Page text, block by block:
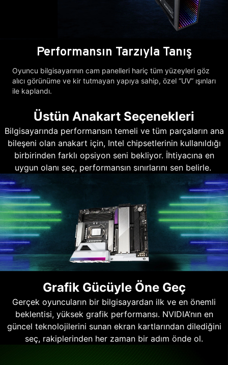
Performansın Tarzıyla Tanış
Oyuncu bilgisayarının cam panelleri hariç tüm yüzeyleri göz
alıcı görünüme ve kir tutmayan yapıya sahip, özel “UV” ışınları
ile kaplandı.
Üstün Anakart Seçenekleri
Bilgisayarında performansın temeli ve tüm parçaların ana
bileşeni olan anakart için, Intel chipsetlerinin kullanıldığı
birbirinden farklı opsiyon seni bekliyor. İhtiyacına en
uygun olanı seç, performansın sınırlarını sen belirle.
Grafik Gücüyle Öne Geç
Gerçek oyuncuların bir bilgisayardan ilk ve en önemli
beklentisi, yüksek grafik performansı. NVIDIA’nın en
güncel teknolojilerini sunan ekran kartlarından dilediğini
seç, rakiplerinden her zaman bir adım önde ol.